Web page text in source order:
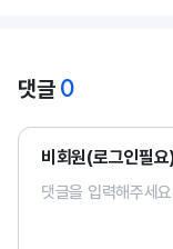
댓글 0
비회원(로그인필